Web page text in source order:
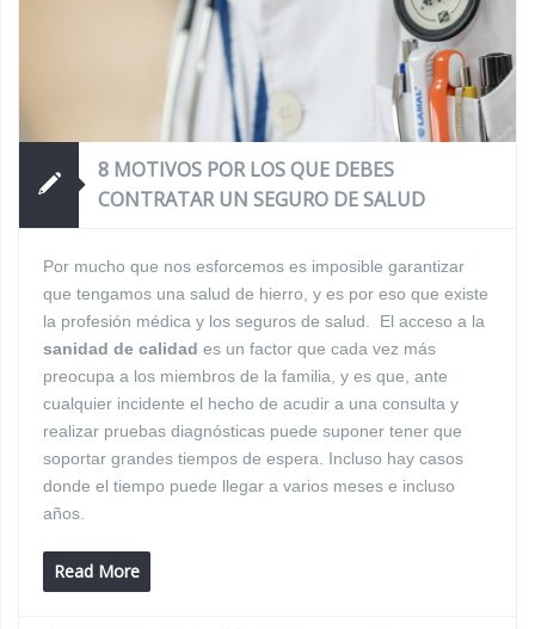
8 MOTIVOS POR LOS QUE DEBES
CONTRATAR UN SEGURO DE SALUD
Por mucho que nos esforcemos es imposible garantizar
que tengamos una salud de hierro, y es por eso que existe
la profesión médica y los seguros de salud. El acceso a la
sanidad de calidad es un factor que cada vez más
preocupa a los miembros de la familia, y es que, ante
cualquier incidente el hecho de acudir a una consulta y
realizar pruebas diagnósticas puede suponer tener que
soportar grandes tiempos de espera. Incluso hay casos
donde el tiempo puede llegar a varios meses e incluso
años.
Read More